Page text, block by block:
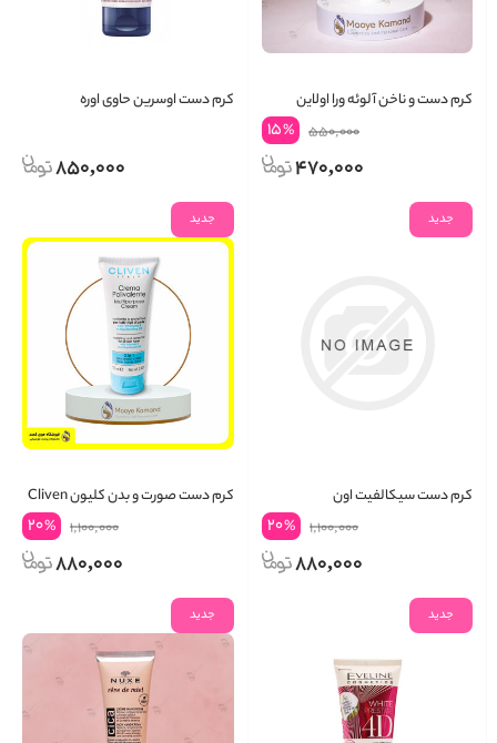
کرم دست و ناخن آلوئه ورا اولاین
550,000
15%
470,000
کرم دست اوسرین حاوی اوره
850,000
جدید
کرم دست سیکالفیت اون
1,100,000
20%
880,000
جدید
کرم دست صورت و بدن کلیون Cliven
1,100,000
20%
880,000
جدید جدید